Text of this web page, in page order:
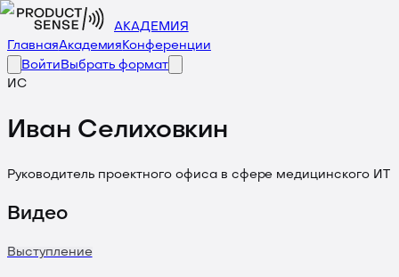
АКАДЕМИЯ
ГлавнаяАкадемия Конференции
Войти Выбрать формат
ИС
Иван Селиховкин
Руководитель проектного офиса в сфере медицинского ИТ
Видео
Выступление